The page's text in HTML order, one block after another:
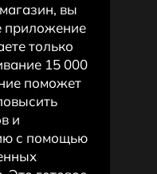
вы
приложение
только
15 000
поможет
и
с помощью